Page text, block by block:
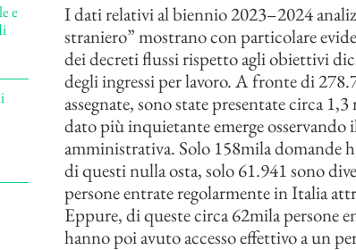
I dati relativi al biennio 2023–2024
straniero” mostrano con particolare
dei decreti flussi rispetto agli obiettivi
degli ingressi per lavoro. A fronte di
assegnate, sono state presentate circa
dato più inquietante emerge osservando
amministrativa. Solo 158mila domande
di questi nulla osta, solo 61.941 sono
persone entrate regolarmente in Italia
Eppure, di queste circa 62mila persone
hanno poi avuto accesso effettivo a un
e